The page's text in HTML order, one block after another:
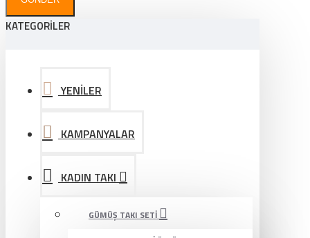
KATEGORİLER
YENİLER
KAMPANYALAR
KADIN TAKI
GÜMÜŞ TAKI SETI